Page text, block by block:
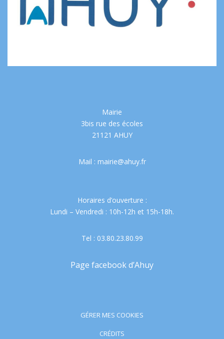
Mairie
3bis rue des écoles
21121 AHUY
Mail : mairie@ahuy.fr
Horaires d’ouverture :
Lundi – Vendredi : 10h-12h et 15h-18h.
Tel : 03.80.23.80.99
Page facebook d’Ahuy
GÉRER MES COOKIES
CRÉDITS